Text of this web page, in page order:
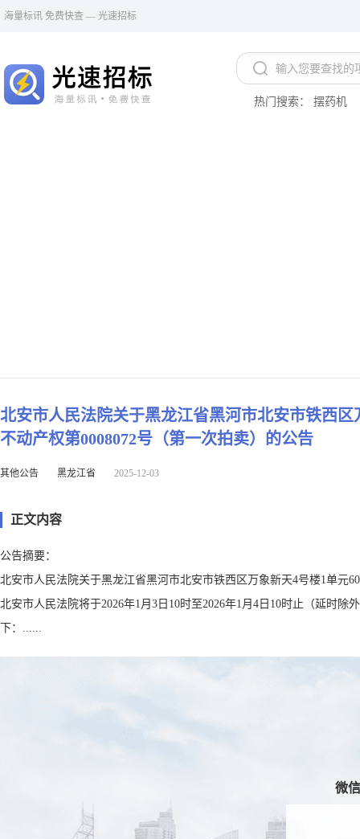
海量标讯 免费快查 — 光速招标
热门搜索： 摆药机
北安市人民法院关于黑龙江省黑河市北安市铁西
不动产权第0008072号（第一次拍卖）的公告
其他公告 黑龙江省 2025-12-03
正文内容
公告摘要：
北安市人民法院关于黑龙江省黑河市北安市铁西区万象新天4号楼1单元
北安市人民法院将于2026年1月3日10时至2026年1月4日10时止（延时
下：......
微